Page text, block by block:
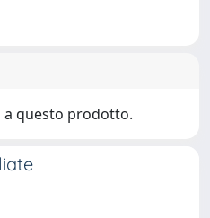
a questo prodotto.